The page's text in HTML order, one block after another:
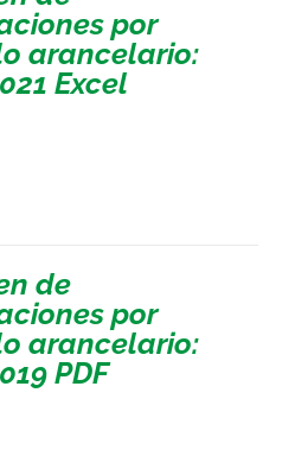
por
arancelario:
Excel
de
por
arancelario:
PDF